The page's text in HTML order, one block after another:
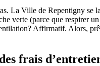
La Ville de Repentigny se
verte (parce que respirer
Affirmatif. Alors,
frais